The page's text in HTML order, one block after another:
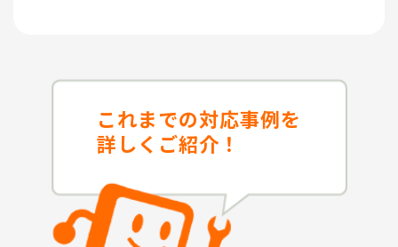
これまでの対応事例を
詳しくご紹介！